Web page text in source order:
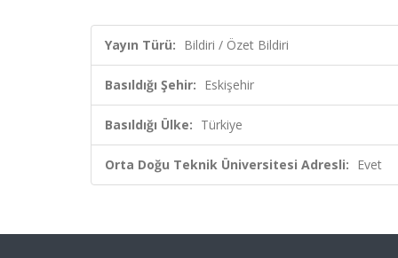
Yayın Türü: Bildiri / Özet Bildiri
Basıldığı Şehir: Eskişehir
Basıldığı Ülke: Türkiye
Orta Doğu Teknik Üniversitesi Adresli: Evet